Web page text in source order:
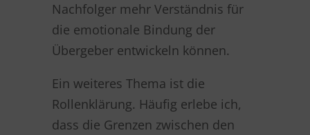
Nachfolger mehr Verständnis für
die emotionale Bindung der
Übergeber entwickeln können.
Ein weiteres Thema ist die
Rollenklärung. Häufig erlebe ich,
dass die Grenzen zwischen den